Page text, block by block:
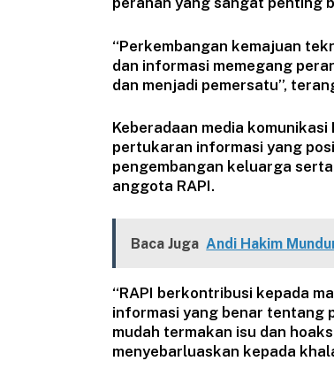
“Perkembangan kemajuan
dan informasi memegang
dan menjadi pemersatu”,
Keberadaan media
pertukaran informasi yang
pengembangan keluarga
anggota RAPI.
Baca Juga Andi Hakim
“RAPI berkontribusi kepada
informasi yang benar tentang
mudah termakan isu dan
menyebarluaskan kepada